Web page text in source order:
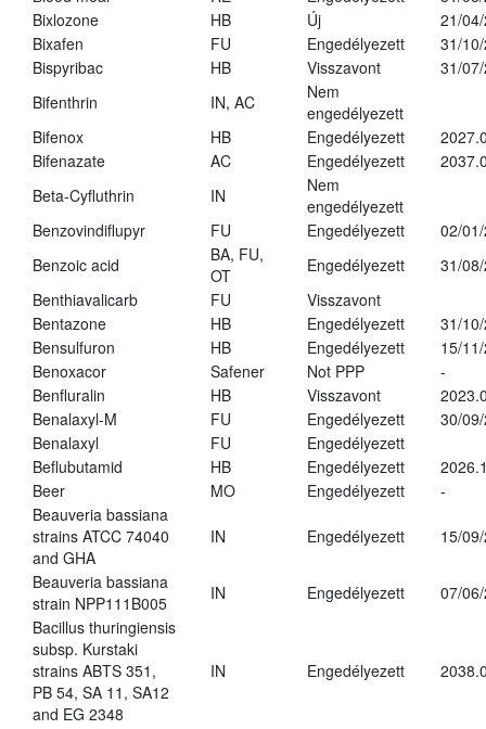
Bixlozone
HB Új
21/
Bixafen
FU Engedélyezett
31/
Bispyribac
HB Visszavont
31/
Bifenthrin
IN, AC
Nem
engedélyezett
Bifenox
HB Engedélyezett
Bifenazate
AC Engedélyezett
Beta-Cyfluthrin
IN
Nem
engedélyezett
Benzovindiflupyr
FU Engedélyezett
02/
Benzoic acid
BA, FU,
OT
Engedélyezett
31/
Benthiavalicarb
FU
Visszavont
Bentazone
HB Engedélyezett
31/
Bensulfuron
HB Engedélyezett
15/
Benoxacor
Safener Not PPP
-
Benfluralin
HB Visszavont
Benalaxyl-M
FU Engedélyezett
30/
Benalaxyl
FU
Engedélyezett
Beflubutamid
HB Engedélyezett
Beer
MO Engedélyezett
-
Beauveria bassiana
strains ATCC 74040
and GHA
IN Engedélyezett 15/
Beauveria bassiana
strain NPP111B005
IN Engedélyezett
07/
Bacillus thuringiensis
subsp. Kurstaki
strains ABTS 351,
PB 54, SA 11, SA12
and EG 2348
IN Engedélyezett